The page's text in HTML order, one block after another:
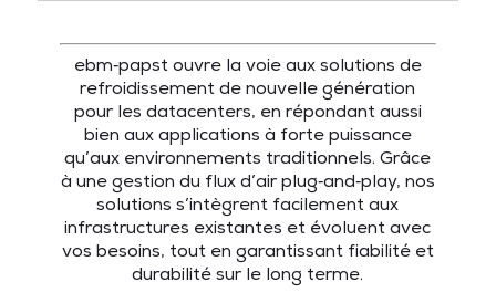
ebm‑papst ouvre la voie aux solutions de
refroidissement de nouvelle génération
pour les datacenters, en répondant aussi
bien aux applications à forte puissance
qu’aux environnements traditionnels. Grâce
à une gestion du flux d’air plug‑and‑play, nos
solutions s’intègrent facilement aux
infrastructures existantes et évoluent avec
vos besoins, tout en garantissant fiabilité et
durabilité sur le long terme.